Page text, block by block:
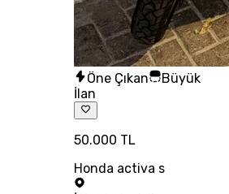
Öne Çıkan
Büyük
İlan
50.000 TL
Honda activa s